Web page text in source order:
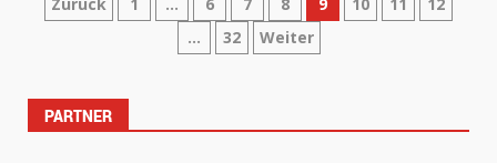
Beiträge
…
32 Weiter
PARTNER